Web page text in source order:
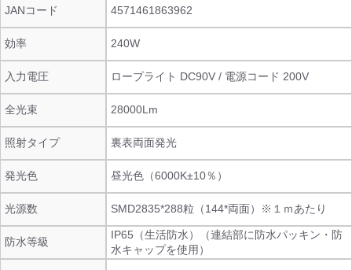
JANコード 4571461863962
効率 240W
入力電圧 ロープライト DC90V / 電源コード 200V
全光束 28000Lm
照射タイプ 裏表両面発光
発光色 昼光色（6000K±10％）
光源数 SMD2835*288粒（144*両面）※１ｍあたり
防水等級
IP65（生活防水）（連結部に防水パッキン・防
水キャップを使用）